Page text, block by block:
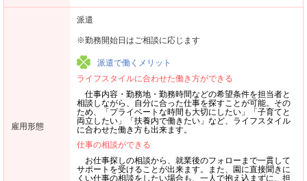
雇用形態
派遣
※勤務開始日はご相談に応じます
派遣で働くメリット
ライフスタイルに合わせた働き方ができる
仕事内容・勤務地・勤務時間などの希望条件を担当者と
相談しながら、自分に合った仕事を探すことが可能。その
ため、「プライベートな時間も大切にしたい」「子育てと
両立したい」「扶養内で働きたい」など、ライフスタイル
に合わせた働き方も出来ます。
仕事の相談ができる
お仕事探しの相談から、就業後のフォローまで一貫して
サポートを受けることが出来ます。また、園に直接聞きに
くい仕事の相談をしたい場合も、一人で抱え込まずに、担